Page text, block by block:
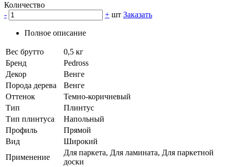
Количество
-
+ шт Заказать
Полное описание
Вес брутто
0,5 кг
Бренд
Pedross
Декор
Венге
Порода дерева
Венге
Оттенок
Темно-коричневый
Тип
Плинтус
Тип плинтуса
Напольный
Профиль
Прямой
Вид
Широкий
Применение
Для паркета, Для ламината, Для паркетной
доски